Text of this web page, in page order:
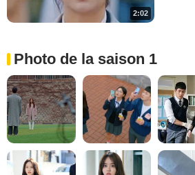
2:02
Photo de la saison 1